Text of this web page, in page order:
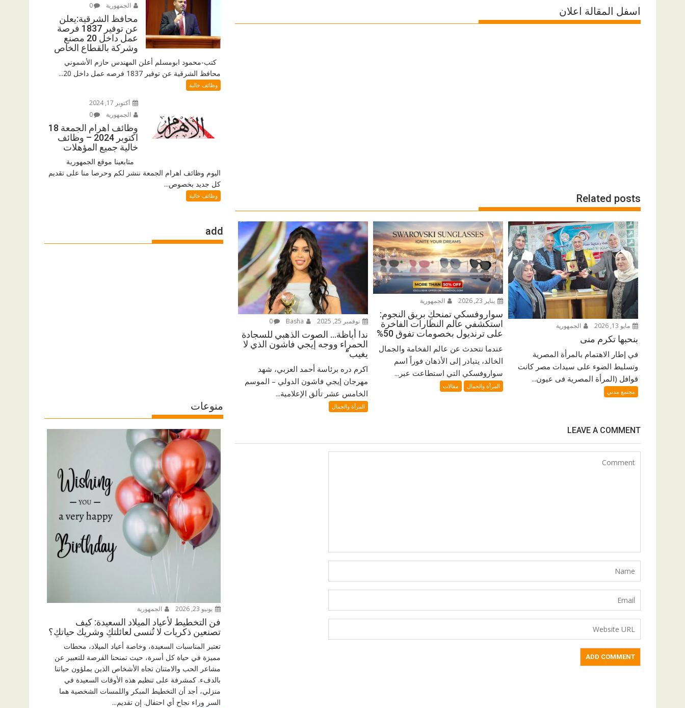
اسفل المقالة اعلان
Related posts
مايو 13, 2026 الجمهورية
بنحبها تكرم منى
في إطار الاهتمام بالمرأة المصرية
وتسليط الضوء على سيدات مصر كانت
قوافل (المرأة المصرية فى عيون...
مجتمع مدني
يناير 23, 2026 الجمهورية
سواروفسكي تمنحكِ بريق النجوم:
استكشفي عالم النظارات الفاخرة
على ترنديول بخصومات تفوق 50%
عندما نتحدث عن عالم الفخامة والجمال
الخالد، يتبادر إلى الأذهان فوراً اسم
سواروفسكي التي استطاعت عبر...
المرأة والجمال مقالات
نوفمبر 25, 2025 0
ندا أباظة… الصوت الذهبي للسجادة
الحمراء ووجه إيجي فاشون الذي لا
يغيب”
اكرم دره برئاسة أحمد العزبي، شهد
مهرجان إيجي فاشون الدولي – الموسم
الخامس عشر تألق الإعلامية...
المرأة والجمال
LEAVE A COMMENT
الجمهورية
0
محافظ الشرقية:يعلن
عن توفير 1837 فرصة
عمل داخل 20 مصنع
وشركة بالقطاع الخاص
كتب-محمود ابومسلم أعلن المهندس حازم الأشموني
محافظ الشرقية عن توفير 1837 فرصه عمل داخل 20...
وظائف خالية
أكتوبر 17, 2024
الجمهورية
0
وظائف اهرام الجمعة 18
اكتوبر 2024 – وظائف
خالية جميع المؤهلات
متابعينا موقع الجمهورية
اليوم وظائف اهرام الجمعة ننشر لكم وحرصا منا على تقديم
كل جديد بخصوص...
وظائف خالية
add
منوعات
يونيو 23, 2026 الجمهورية
فن التخطيط لأعياد الميلاد السعيدة: كيف
تصنعين ذكريات لا تُنسى لعائلتكِ وشريك حياتكِ؟
تعتبر المناسبات السعيدة، وخاصة أعياد الميلاد، محطات
مميزة في حياة كل أسرة، حيث تمنحنا الفرصة للتعبير عن
مشاعر الحب والامتنان تجاه الأشخاص الذين يملؤون حياتنا
بالدفء. كمشرفة على تنظيم هذه الأوقات السعيدة في
منزلي، أجد أن التخطيط المبكر واللمسات الشخصية هما
السر وراء نجاح أي احتفال. إن تقديم...